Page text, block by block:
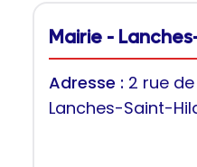
Mairie -
Adresse : 2 rue
Lanches-Saint-